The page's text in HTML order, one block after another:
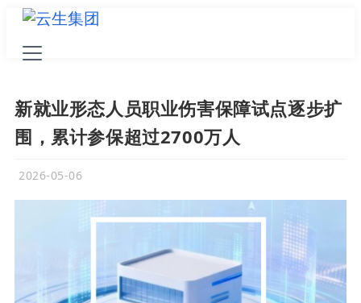
新就业形态人员职业伤害保障试点逐步扩
围，累计参保超过2700万人
2026-05-06